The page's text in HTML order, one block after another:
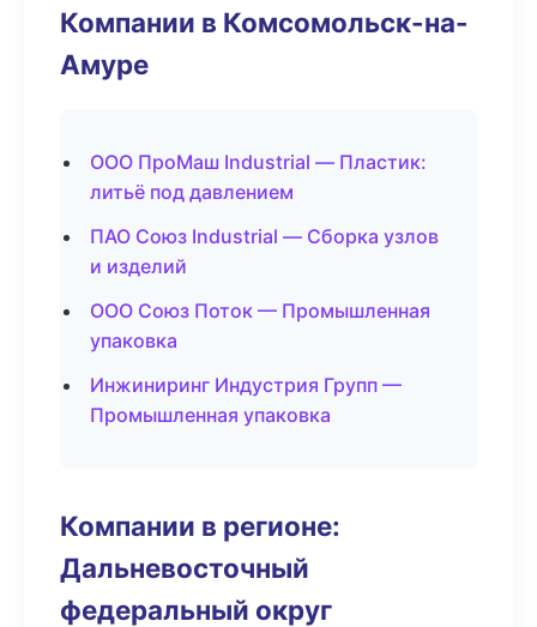
Компании в Комсомольск-на-
Амуре
ООО ПроМаш Industrial — Пластик:
литьё под давлением
ПАО Союз Industrial — Сборка узлов
и изделий
ООО Союз Поток — Промышленная
упаковка
Инжиниринг Индустрия Групп —
Промышленная упаковка
Компании в регионе:
Дальневосточный
федеральный округ